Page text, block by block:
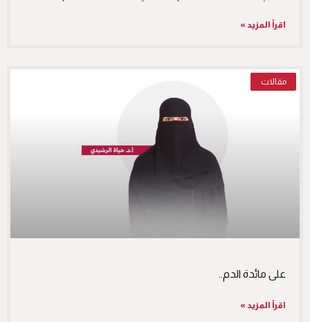
اقرأ المزيد »
مقالات
على مائدة الدم..
اقرأ المزيد »